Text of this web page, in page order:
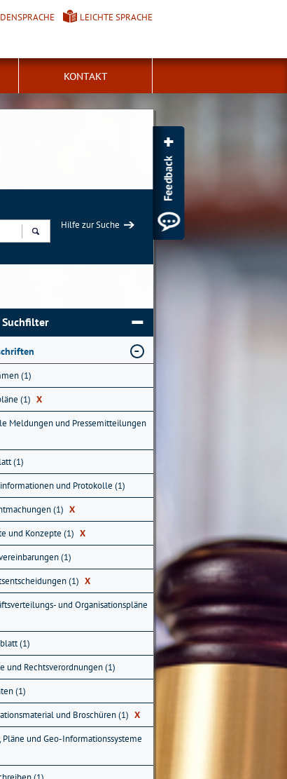
LEICHTE SPRACHE
KONTAKT
Hilfe zur Suche
Suchfilter
(1)
(1) X
Meldungen und Pressemitteilungen
(1)
und Protokolle (1)
(1) X
und Konzepte (1) X
(1)
(1) X
und Organisationspläne
(1)
und Rechtsverordnungen (1)
(1)
und Broschüren (1) X
Pläne und Geo-Informationssysteme